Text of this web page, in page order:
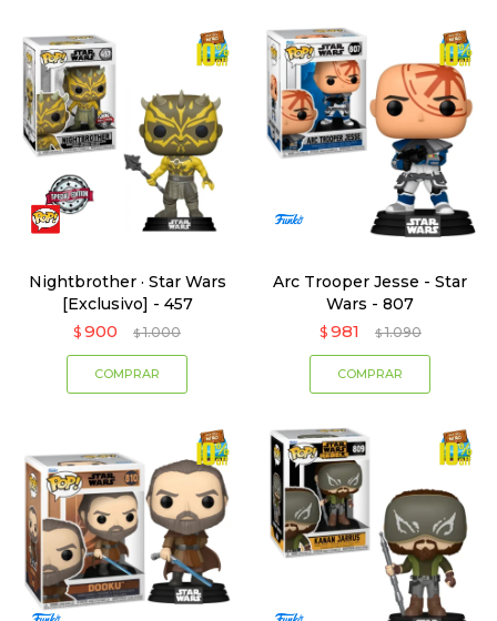
Nightbrother · Star Wars
[Exclusivo] - 457
$ 900 $ 1.000
Arc Trooper Jesse - Star
Wars - 807
$ 981 $ 1.090